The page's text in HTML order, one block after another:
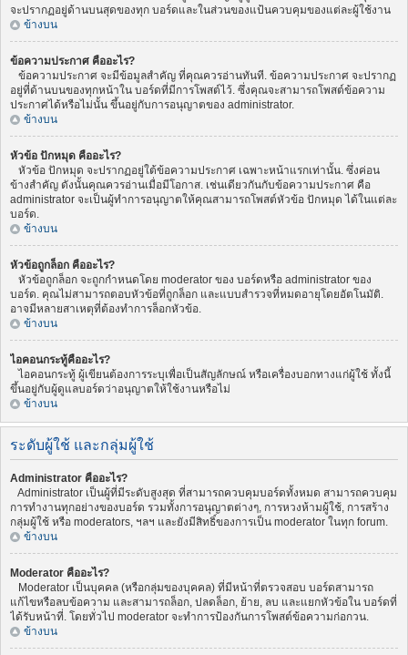
จะปรากฏอยู่ด้านบนสุดของทุก บอร์ดและในส่วนของแป้นควบคุมของแต่ละผู้ใช้งาน
ข้างบน
ข้อความประกาศ คืออะไร?
ข้อความประกาศ จะมีข้อมูลสำคัญ ที่คุณควรอ่านทันที. ข้อความประกาศ จะปรากฏ
อยู่ที่ด้านบนของทุกหน้าใน บอร์ดที่มีการโพสต์ไว้. ซึ่งคุณจะสามารถโพสต์ข้อความ
ประกาศได้หรือไม่นั้น ขึ้นอยู่กับการอนุญาตของ administrator.
ข้างบน
หัวข้อ ปักหมุด คืออะไร?
หัวข้อ ปักหมุด จะปรากฏอยู่ใต้ข้อความประกาศ เฉพาะหน้าแรกเท่านั้น. ซึ่งค่อน
ข้างสำคัญ ดังนั้นคุณควรอ่านเมื่อมีโอกาส. เช่นเดียวกันกับข้อความประกาศ คือ
administrator จะเป็นผู้ทำการอนุญาตให้คุณสามารถโพสต์หัวข้อ ปักหมุด ได้ในแต่ละ
บอร์ด.
ข้างบน
หัวข้อถูกล็อก คืออะไร?
หัวข้อถูกล็อก จะถูกกำหนดโดย moderator ของ บอร์ดหรือ administrator ของ
บอร์ด. คุณไม่สามารถตอบหัวข้อที่ถูกล็อก และแบบสำรวจที่หมดอายุโดยอัตโนมัติ.
อาจมีหลายสาเหตุที่ต้องทำการล็อกหัวข้อ.
ข้างบน
ไอคอนกระทู้คืออะไร?
ไอคอนกระทู้ ผู้เขียนต้องการระบุเพื่อเป็นสัญลักษณ์ หรือเครื่องบอกทางแก่ผู้ใช้ ทั้งนี้
ขึ้นอยู่กับผู้ดูแลบอร์ดว่าอนุญาตให้ใช้งานหรือไม่
ข้างบน
ระดับผู้ใช้ และกลุ่มผู้ใช้
Administrator คืออะไร?
Administrator เป็นผู้ที่มีระดับสูงสุด ที่สามารถควบคุมบอร์ดทั้งหมด สามารถควบคุม
การทำงานทุกอย่างของบอร์ด รวมทั้งการอนุญาตต่างๆ, การหวงห้ามผู้ใช้, การสร้าง
กลุ่มผู้ใช้ หรือ moderators, ฯลฯ และยังมีสิทธิ์ของการเป็น moderator ในทุก forum.
ข้างบน
Moderator คืออะไร?
Moderator เป็นบุคคล (หรือกลุ่มของบุคคล) ที่มีหน้าที่ตรวจสอบ บอร์ดสามารถ
แก้ไขหรือลบข้อความ และสามารถล็อก, ปลดล็อก, ย้าย, ลบ และแยกหัวข้อใน บอร์ดที่
ได้รับหน้าที่. โดยทั่วไป moderator จะทำการป้องกันการโพสต์ข้อความก่อกวน.
ข้างบน